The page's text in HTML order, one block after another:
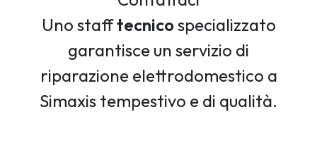
Uno stafftecnicospecializzato
garantisce un servizio di
riparazione elettrodomestico a
Simaxis tempestivo e di qualità.